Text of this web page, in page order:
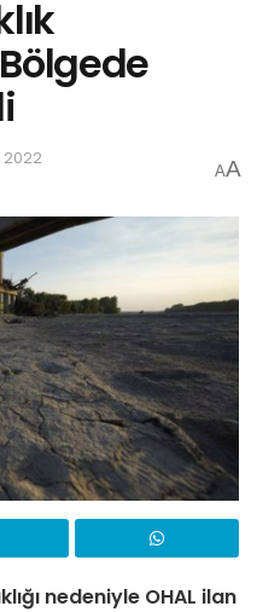
2022
AA
nedeniyle OHAL ilan